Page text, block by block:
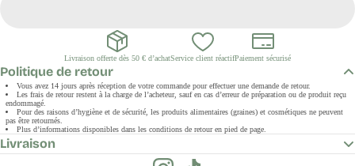
Livraison offerte dès 50 € d’achatService client réactifPaiement sécurisé
Politique de retour
Vous avez 14 jours après réception de votre commande pour effectuer une demande de retour.
Les frais de retour restent à la charge de l’acheteur, sauf en cas d’erreur de préparation ou de produit reçu
endommagé.
Pour des raisons d’hygiène et de sécurité, les produits alimentaires (graines) et cosmétiques ne peuvent
pas être retournés.
Plus d’informations disponibles dans les conditions de retour en pied de page.
Livraison